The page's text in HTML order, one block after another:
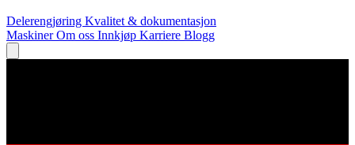
Delerengjøring Kvalitet & dokumentasjon
MaskinerOm oss Innkjøp Karriere Blogg